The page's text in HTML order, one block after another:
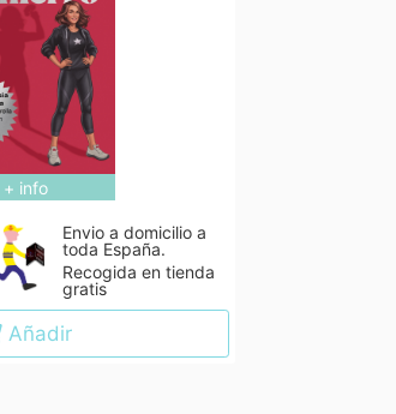
+ info
Envio a domicilio a
toda España.
Recogida en tienda
gratis
Añadir